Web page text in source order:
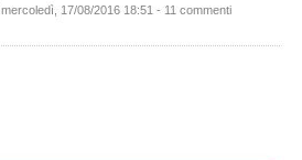
mercoledì, 17/08/2016 18:51 - 11 commenti